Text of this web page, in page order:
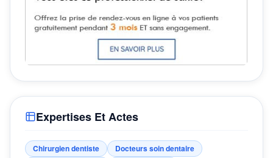
Expertises Et Actes
Chirurgien dentiste
Docteurs soin dentaire